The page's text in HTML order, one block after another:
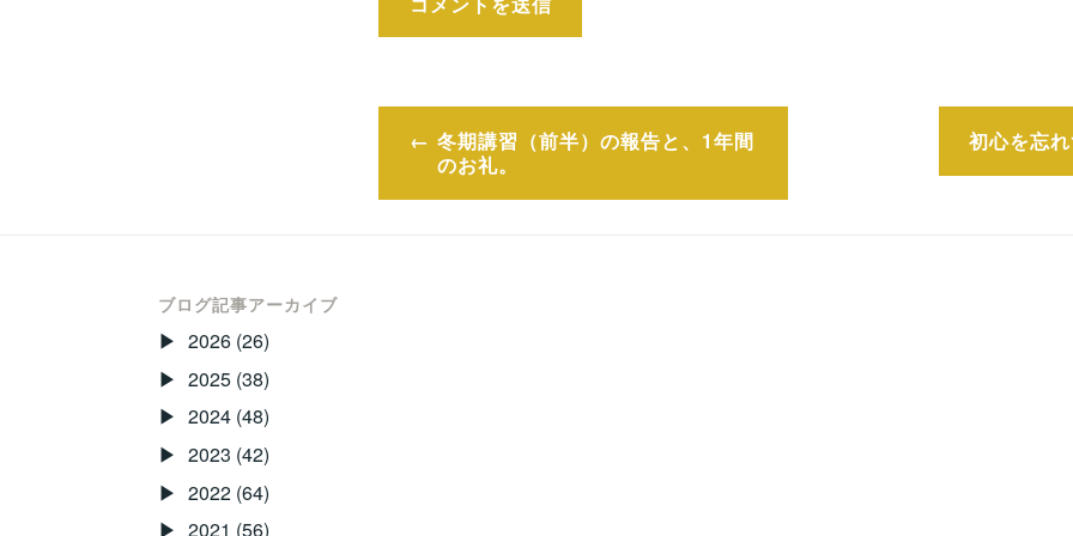
投
冬期講習（前半）の報告と、1年間
のお礼。
初心を忘れ
ブログ記事アーカイブ
2026 (26)
2025 (38)
2024 (48)
2023 (42)
2022 (64)
2021 (56)